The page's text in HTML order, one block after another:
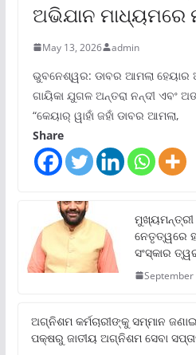
ଅଭିଯାନ ମାଧ୍ୟମରେ
May 13, 2026 admin
ଭୁବନେଶ୍ୱର: ଡାବର ଆମଲା
ଗାୟିକା ଯୁଗଳ ଅନ୍ତରା ନନ୍ଦୀ ଏବଂ
“କେୟାର୍ ୱାହାଁ ଜହାଁ ଡାବର ଆମଲା,
Share
ମୁଖ୍ୟମନ୍ତ୍ରୀ
ନେତୃତ୍ୱରେ
ସଂସ୍କାର
September
ଅଗ୍ନିଶମ କର୍ମଚାରୀଙ୍କୁ ସମ୍ମାନ
ପକ୍ଷରୁ ଜାତୀୟ ଅଗ୍ନିଶମ ସେବା